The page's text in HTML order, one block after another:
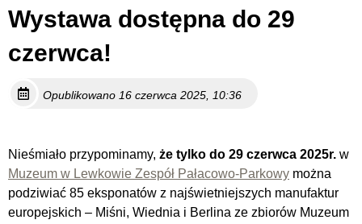
Wystawa dostępna do 29
czerwca!
Opublikowano 16 czerwca 2025, 10:36
Nieśmiało przypominamy, że tylko do 29 czerwca 2025r. w
Muzeum w Lewkowie Zespół Pałacowo-Parkowy można
podziwiać 85 eksponatów z najświetniejszych manufaktur
europejskich – Miśni, Wiednia i Berlina ze zbiorów Muzeum